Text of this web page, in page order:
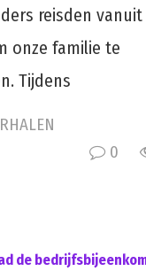
reisden vanuit
onze familie te
Tijdens
0
de